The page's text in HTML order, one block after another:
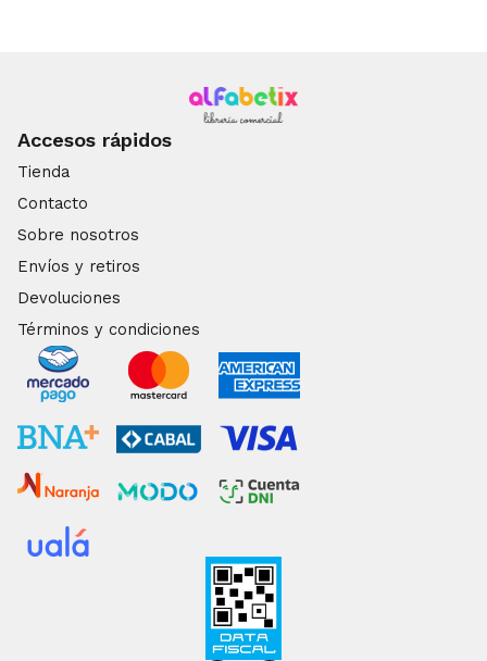
Accesos rápidos
Tienda
Contacto
Sobre nosotros
Envíos y retiros
Devoluciones
Términos y condiciones